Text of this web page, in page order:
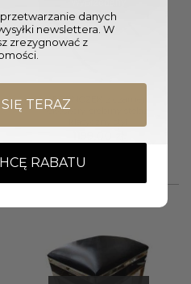
PODNÓŻEK z czarnej
ekoskóry, srebrny stelaż,
danych
newslettera. W
zrezygnować z
TERAZ
RABATU